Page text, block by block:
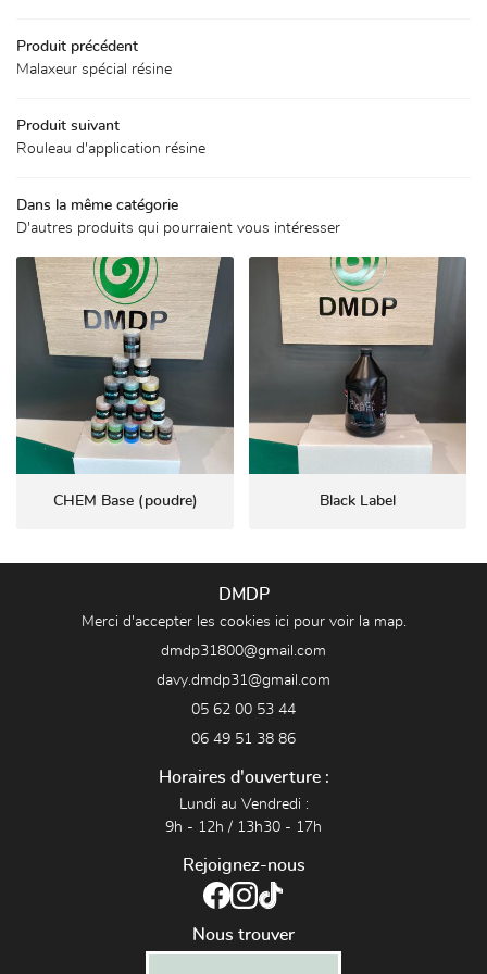
ETANCHÉITÉ
/ ACOUSTIQUE / GOMME
EXTÉRIEURS
SOLS PROFESSIONNELS
PRODUITS
ACTUALITÉS
/ DEVIS
Rejoignez-
Produit précédent
Malaxeur spécial résine
Produit suivant
Rouleau d'application résine
Dans la même catégorie
D'autres produits qui pourraient vous intéresser
CHEM Base (poudre) Black Label
DMDP
Merci d'accepter les cookies ici pour voir la map.
05 62 00 53 44
06 49 51 38 86
Horaires d'ouverture :
Lundi au Vendredi :
9h - 12h / 13h30 - 17h
Rejoignez-nous
Nous trouver